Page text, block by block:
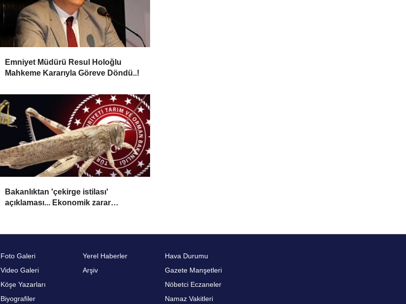
Emniyet Müdürü Resul Holoğlu
Mahkeme Kararıyla Göreve Döndü..!
Bakanlıktan 'çekirge istilası'
açıklaması... Ekonomik zarar
Foto Galeri
Video Galeri
Köşe Yazarları
Biyografiler
Yerel Haberler
Arşiv
Hava Durumu
Gazete Manşetleri
Nöbetci Eczaneler
Namaz Vakitleri